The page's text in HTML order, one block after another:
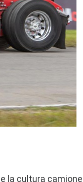
la cultura